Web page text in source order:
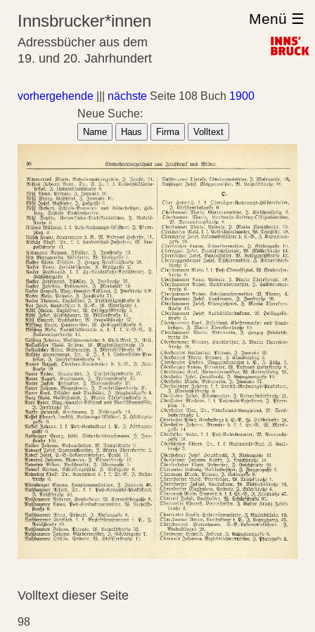
Innsbrucker*innen
Adressbücher aus dem
19. und 20. Jahrhundert
Menü ☰
vorhergehende nächste Seite 108 Buch 1900
Neue Suche:
Name Haus Firma Volltext
Volltext dieser Seite
98